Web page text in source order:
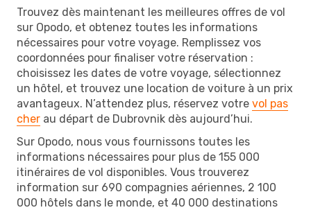
Trouvez dès maintenant les meilleures offres de vol
sur Opodo, et obtenez toutes les informations
nécessaires pour votre voyage. Remplissez vos
coordonnées pour finaliser votre réservation :
choisissez les dates de votre voyage, sélectionnez
un hôtel, et trouvez une location de voiture à un prix
avantageux. N’attendez plus, réservez votre vol pas
cher au départ de Dubrovnik dès aujourd’hui.
Sur Opodo, nous vous fournissons toutes les
informations nécessaires pour plus de 155 000
itinéraires de vol disponibles. Vous trouverez
information sur 690 compagnies aériennes, 2 100
000 hôtels dans le monde, et 40 000 destinations